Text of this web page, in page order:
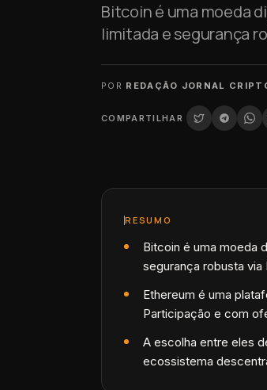
Bitcoin é uma moeda
limitada e segurança
POR REDAÇÃO JORNAL
COMPARTILHAR
RESUMO
Bitcoin é uma moeda
segurança robusta via
Ethereum é uma
Participação e com
A escolha entre eles
ecossistema